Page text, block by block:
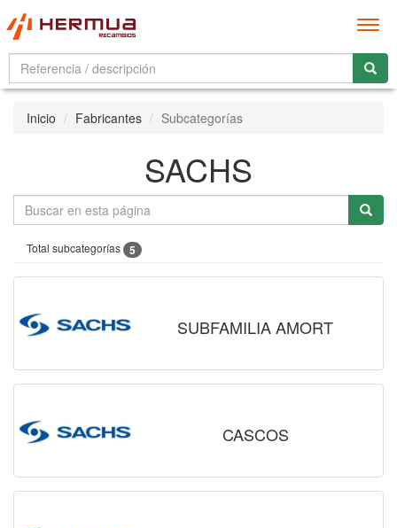
Inicio Fabricantes Subcategorías
SACHS
Total subcategorías 5
SUBFAMILIA AMORT
CASCOS